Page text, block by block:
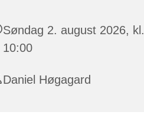
Søndag 2. august 2026, kl.
10:00
Daniel Høgagard